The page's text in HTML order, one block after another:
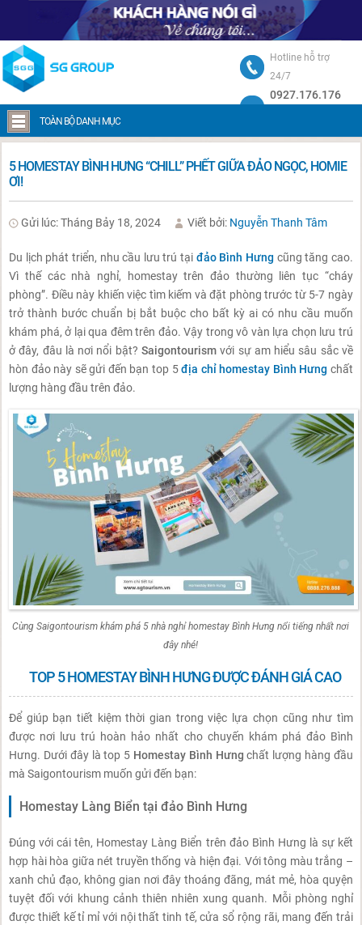
Hotline hỗ trợ
24/7
0927.176.176
TOÀN BỘ DANH MỤC
Trang chủ
5 HOMESTAY BÌNH HƯNG “CHILL” PHẾT GIỮA ĐẢO NGỌC, HOMIE
ƠI!
Gửi lúc: Tháng Bảy 18, 2024 Viết bởi: Nguyễn Thanh Tâm
Du lịch phát triển, nhu cầu lưu trú tại đảo Bình Hưng cũng tăng cao.
Vì thế các nhà nghỉ, homestay trên đảo thường liên tục “cháy
phòng”. Điều này khiến việc tìm kiếm và đặt phòng trước từ 5-7 ngày
trở thành bước chuẩn bị bắt buộc cho bất kỳ ai có nhu cầu muốn
khám phá, ở lại qua đêm trên đảo. Vậy trong vô vàn lựa chọn lưu trú
ở đây, đâu là nơi nổi bật? Saigontourismvới sự am hiểu sâu sắc về
hòn đảo này sẽ gửi đến bạn top 5địa chỉ homestay Bình Hưng chất
lượng hàng đầu trên đảo.
Cùng Saigontourism khám phá 5 nhà nghỉ homestay Bình Hưng nổi tiếng nhất nơi
đây nhé!
TOP 5 HOMESTAY BÌNH HƯNG ĐƯỢC ĐÁNH GIÁ CAO
Để giúp bạn tiết kiệm thời gian trong việc lựa chọn cũng như tìm
được nơi lưu trú hoàn hảo nhất cho chuyến khám phá đảo Bình
Hưng. Dưới đây là top 5 Homestay Bình Hưng chất lượng hàng đầu
mà Saigontourism muốn gửi đến bạn:
Homestay Làng Biển tại đảo Bình Hưng
Đúng với cái tên, Homestay Làng Biển trên đảo Bình Hưng là sự kết
hợp hài hòa giữa nét truyền thống và hiện đại. Với tông màu trắng –
xanh chủ đạo, không gian nơi đây thoáng đãng, mát mẻ, hòa quyện
tuyệt đối với khung cảnh thiên nhiên xung quanh. Mỗi phòng nghỉ
được thiết kế tỉ mỉ với nội thất tinh tế, cửa sổ rộng rãi, mang đến trải